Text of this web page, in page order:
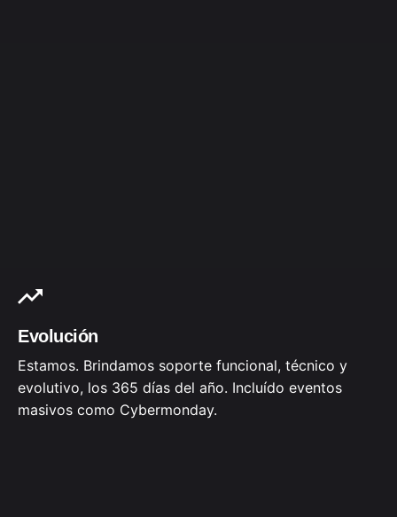
Evolución
Estamos. Brindamos soporte funcional, técnico y
evolutivo, los 365 días del año. Incluído eventos
masivos como Cybermonday.